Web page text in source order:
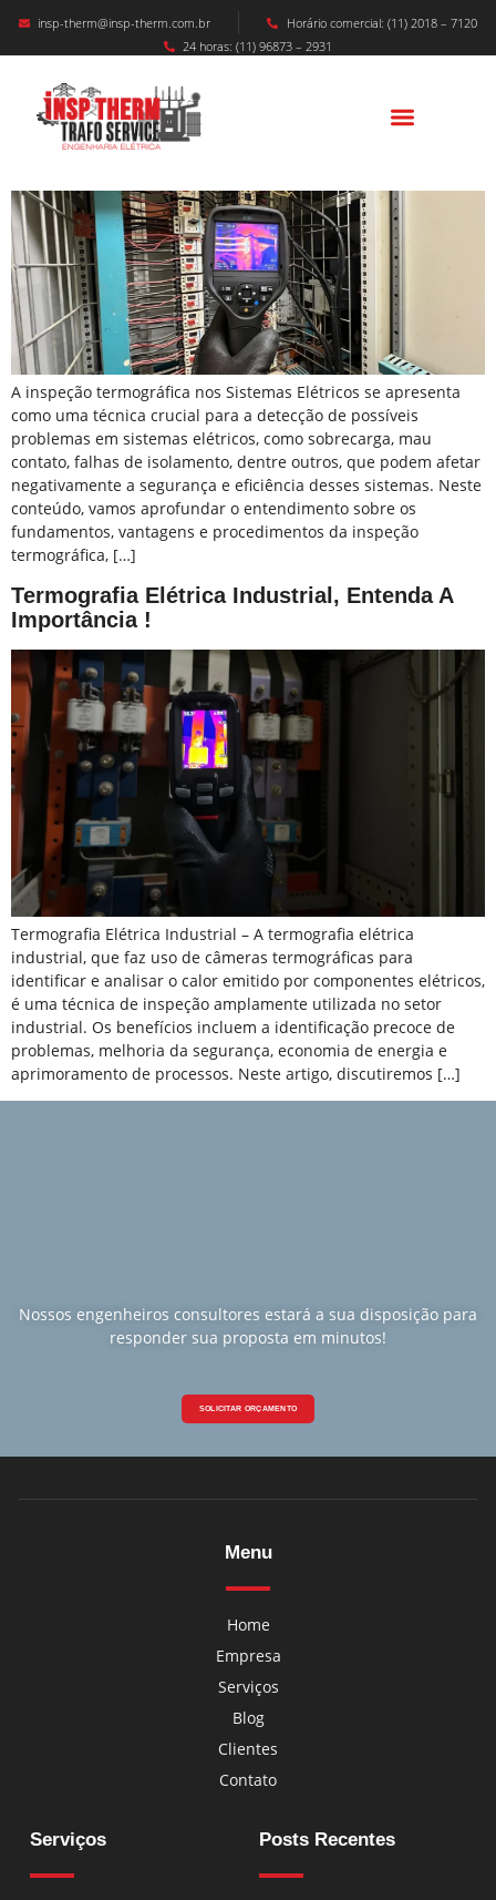
insp-therm@insp-therm.com.br
Horário comercial: (11) 2018 – 7120
24 horas: (11) 96873 – 2931
Inspeção Termográfica Nos Sistemas
Elétricos
A inspeção termográfica nos Sistemas Elétricos se apresenta
como uma técnica crucial para a detecção de possíveis
problemas em sistemas elétricos, como sobrecarga, mau
contato, falhas de isolamento, dentre outros, que podem afetar
negativamente a segurança e eficiência desses sistemas. Neste
conteúdo, vamos aprofundar o entendimento sobre os
fundamentos, vantagens e procedimentos da inspeção
termográfica, […]
Termografia Elétrica Industrial, Entenda A
Importância !
Termografia Elétrica Industrial – A termografia elétrica
industrial, que faz uso de câmeras termográficas para
identificar e analisar o calor emitido por componentes elétricos,
é uma técnica de inspeção amplamente utilizada no setor
industrial. Os benefícios incluem a identificação precoce de
problemas, melhoria da segurança, economia de energia e
aprimoramento de processos. Neste artigo, discutiremos […]
Nossos engenheiros consultores estará a sua disposição para
responder sua proposta em minutos!
SOLICITAR ORÇAMENTO
Menu
Home
Empresa
Serviços
Blog
Clientes
Contato
Serviços Posts Recentes